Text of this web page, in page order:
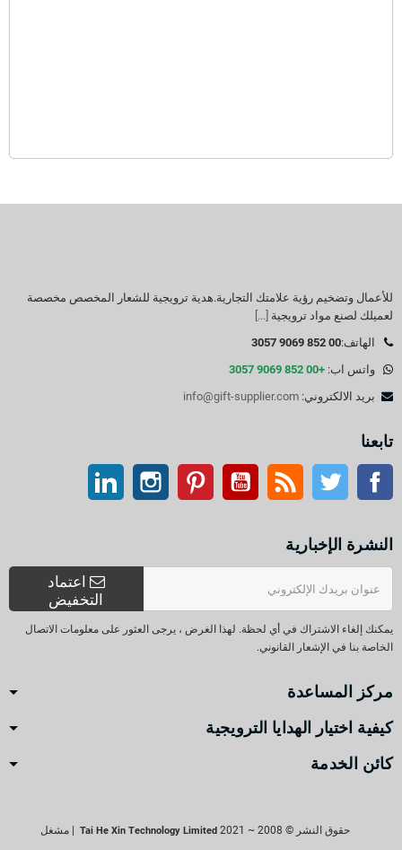
للأعمال وتضخيم رؤية علامتك التجارية.هدية ترويجية للشعار المخصص مخصصة
لعميلك لصنع مواد ترويجية [...]
الهاتف:00 852 9069 3057
واتس اب: +00 852 9069 3057
بريد الالكتروني: info@gift-supplier.com
تابعنا
موقع التواصل الاجتماعي الفيسبوك
آر إس إس موقع يوتيوببينتيريست انستغرام
النشرة الإخبارية
اعتماد
التخفيض
يمكنك إلغاء الاشتراك في أي لحظة. لهذا الغرض ، يرجى العثور على معلومات الاتصال
الخاصة بنا في الإشعار القانوني.
مركز المساعدة
كيفية اختيار الهدايا الترويجية
كائن الخدمة
حقوق النشر © 2008 ~ 2021 Tai He Xin Technology Limited | مشغل